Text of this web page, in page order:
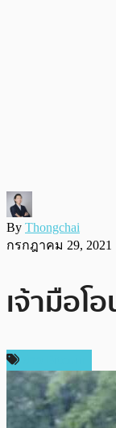
By Thongchai
กรกฎาคม 29, 2021
เจ้ามือโ